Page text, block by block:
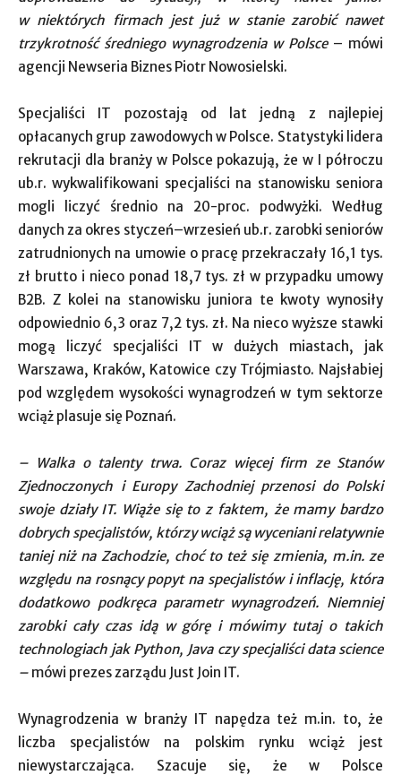
w niektórych firmach jest już w stanie zarobić nawet
trzykrotność średniego wynagrodzenia w Polsce – mówi
agencji Newseria Biznes Piotr Nowosielski.
Specjaliści IT pozostają od lat jedną z najlepiej
opłacanych grup zawodowych w Polsce. Statystyki lidera
rekrutacji dla branży w Polsce pokazują, że w I półroczu
ub.r. wykwalifikowani specjaliści na stanowisku seniora
mogli liczyć średnio na 20-proc. podwyżki. Według
danych za okres styczeń–wrzesień ub.r. zarobki seniorów
zatrudnionych na umowie o pracę przekraczały 16,1 tys.
zł brutto i nieco ponad 18,7 tys. zł w przypadku umowy
B2B. Z kolei na stanowisku juniora te kwoty wynosiły
odpowiednio 6,3 oraz 7,2 tys. zł. Na nieco wyższe stawki
mogą liczyć specjaliści IT w dużych miastach, jak
Warszawa, Kraków, Katowice czy Trójmiasto. Najsłabiej
pod względem wysokości wynagrodzeń w tym sektorze
wciąż plasuje się Poznań.
– Walka o talenty trwa. Coraz więcej firm ze Stanów
Zjednoczonych i Europy Zachodniej przenosi do Polski
swoje działy IT. Wiąże się to z faktem, że mamy bardzo
dobrych specjalistów, którzy wciąż są wyceniani relatywnie
taniej niż na Zachodzie, choć to też się zmienia, m.in. ze
względu na rosnący popyt na specjalistów i inflację, która
dodatkowo podkręca parametr wynagrodzeń. Niemniej
zarobki cały czas idą w górę i mówimy tutaj o takich
technologiach jak Python, Java czy specjaliści data science
– mówi prezes zarządu Just Join IT.
Wynagrodzenia w branży IT napędza też m.in. to, że
liczba specjalistów na polskim rynku wciąż jest
niewystarczająca. Szacuje się, że w Polsce